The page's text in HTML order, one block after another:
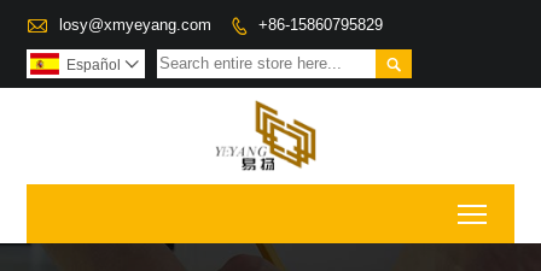
 losy@xmyeyang.com  +86-15860795829

Español 